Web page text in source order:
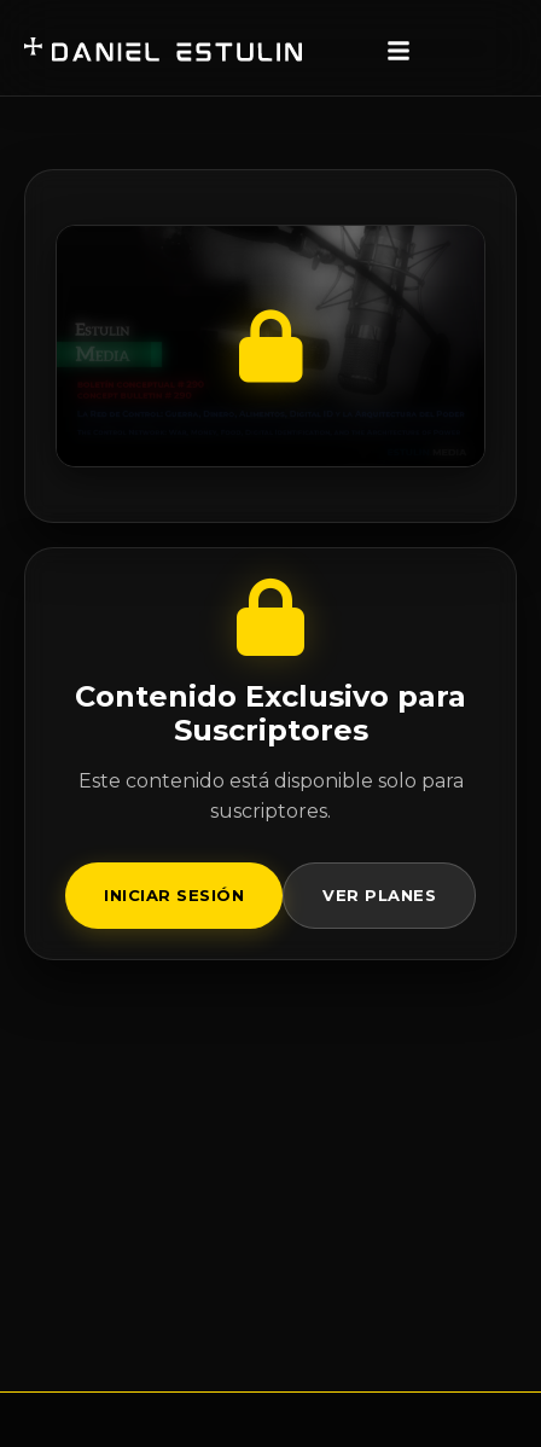
Contenido Exclusivo para
Suscriptores
Este contenido está disponible solo para
suscriptores.
INICIAR SESIÓN VER PLANES